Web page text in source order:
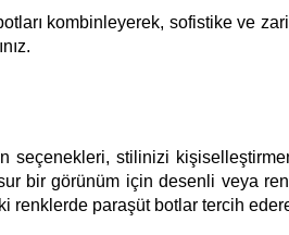
kombinleyerek, sofistike ve
seçenekleri, stilinizi
bir görünüm için desenli veya
renklerde paraşüt botlar tercih